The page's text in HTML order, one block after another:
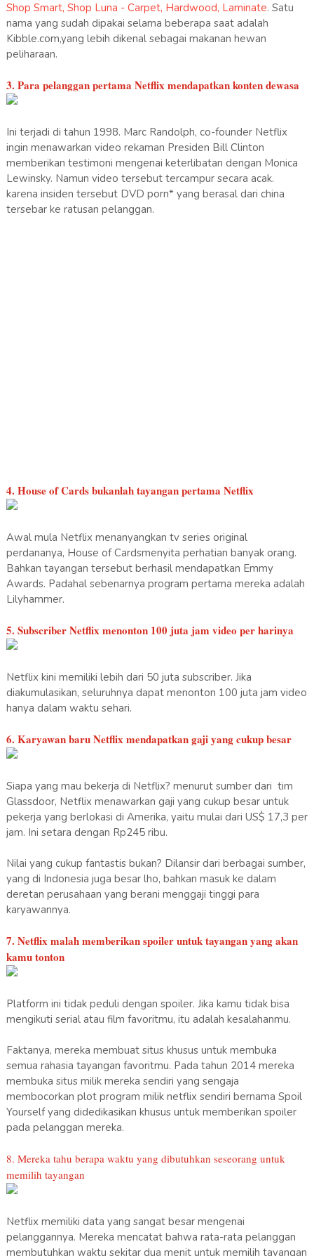
Shop Smart, Shop Luna - Carpet, Hardwood, Laminate. Satu
nama yang sudah dipakai selama beberapa saat adalah
Kibble.com,yang lebih dikenal sebagai makanan hewan
peliharaan.
3. Para pelanggan pertama Netflix mendapatkan konten dewasa
Ini terjadi di tahun 1998. Marc Randolph, co-founder Netflix
ingin menawarkan video rekaman Presiden Bill Clinton
memberikan testimoni mengenai keterlibatan dengan Monica
Lewinsky. Namun video tersebut tercampur secara acak.
karena insiden tersebut DVD porn* yang berasal dari china
tersebar ke ratusan pelanggan.
4. House of Cards bukanlah tayangan pertama Netflix
Awal mula Netflix menanyangkan tv series original
perdananya, House of Cardsmenyita perhatian banyak orang.
Bahkan tayangan tersebut berhasil mendapatkan Emmy
Awards. Padahal sebenarnya program pertama mereka adalah
Lilyhammer.
5. Subscriber Netflix menonton 100 juta jam video per harinya
Netflix kini memiliki lebih dari 50 juta subscriber. Jika
diakumulasikan, seluruhnya dapat menonton 100 juta jam video
hanya dalam waktu sehari.
6. Karyawan baru Netflix mendapatkan gaji yang cukup besar
Siapa yang mau bekerja di Netflix? menurut sumber dari tim
Glassdoor, Netflix menawarkan gaji yang cukup besar untuk
pekerja yang berlokasi di Amerika, yaitu mulai dari US$ 17,3 per
jam. Ini setara dengan Rp245 ribu.
Nilai yang cukup fantastis bukan? Dilansir dari berbagai sumber,
yang di Indonesia juga besar lho, bahkan masuk ke dalam
deretan perusahaan yang berani menggaji tinggi para
karyawannya.
7. Netflix malah memberikan spoiler untuk tayangan yang akan
kamu tonton
Platform ini tidak peduli dengan spoiler. Jika kamu tidak bisa
mengikuti serial atau film favoritmu, itu adalah kesalahanmu.
Faktanya, mereka membuat situs khusus untuk membuka
semua rahasia tayangan favoritmu. Pada tahun 2014 mereka
membuka situs milik mereka sendiri yang sengaja
membocorkan plot program milik netflix sendiri bernama Spoil
Yourself yang didedikasikan khusus untuk memberikan spoiler
pada pelanggan mereka.
8. Mereka tahu berapa waktu yang dibutuhkan seseorang untuk
memilih tayangan
Netflix memiliki data yang sangat besar mengenai
pelanggannya. Mereka mencatat bahwa rata-rata pelanggan
membutuhkan waktu sekitar dua menit untuk memilih tayangan